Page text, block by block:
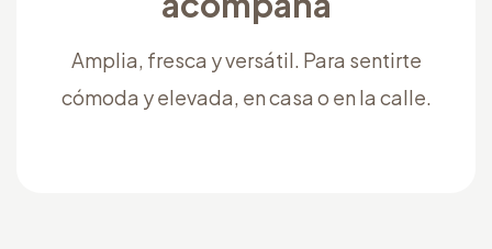
Amplia, fresca y versátil. Para sentirte
cómoda y elevada, en casa o en la calle.